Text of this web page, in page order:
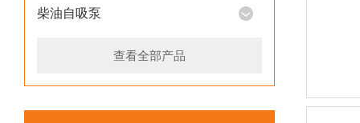
柴油自吸泵
查看全部产品